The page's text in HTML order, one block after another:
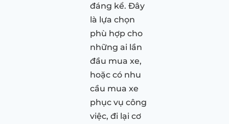
đáng kể. Đây
là lựa chọn
phù hợp cho
những ai lần
đầu mua xe,
hoặc có nhu
cầu mua xe
phục vụ công
việc, đi lại cơ